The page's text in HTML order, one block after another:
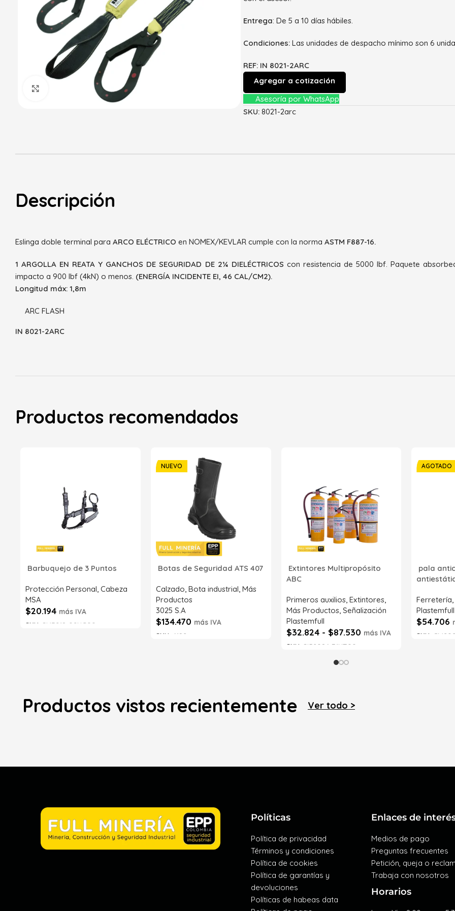
Haga Click para agrandar
Entrega: De 5 a 10 días hábiles.
Condiciones: Las unidades de despacho mínimo son 6
REF: IN 8021-2ARC
Agregar a cotización
Asesoría por WhatsApp
SKU:8021-2arc
Descripción
Eslinga doble terminal para ARCO ELÉCTRICO en NOMEX/KEVLAR cumple con la norma ASTM F887-16.
1 ARGOLLA EN REATA Y GANCHOS DE SEGURIDAD DE 2¼ DIELÉCTRICOS con resistencia de 5000 lbf. Paquete
impacto a 900 lbf (4kN) o menos. (ENERGÍA INCIDENTE EI, 46 CAL/CM2).
Longitud máx: 1,8m
ARC FLASH
IN 8021-2ARC
Productos recomendados
Barbuquejo de 3 Puntos
Protección Personal, Cabeza
MSA
$20.194 más IVA
SKU: SI43218-02NG00
NUEVO
Botas de Seguridad ATS 407
Calzado, Bota industrial, Más
Productos
3025 S.A
$134.470 más IVA
SKU:
6192
Extintores Multipropósito
ABC
Primeros auxilios, Extintores,
Más Productos, Señalización
Plastemfull
$32.824 - $87.530 más IVA
SKU: SI52086-71NT00
Seleccionar opciones
AGOTADO
pala
Ferretería
Plastemfull
$54.706
SKU:
Productos vistos recientemente Ver todo >
Políticas
Política de privacidad
Términos y condiciones
Política de cookies
Política de garantías y
devoluciones
Políticas de habeas data
Enlaces de
Medios de pago
Preguntas frecuentes
Petición, queja o
Trabaja con nosotros
Horarios